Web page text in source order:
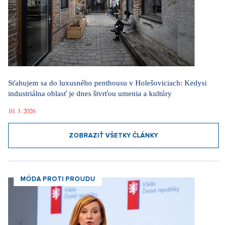
Sťahujem sa do luxusného penthousu v Holešoviciach: Kedysi
industriálna oblasť je dnes štvrťou umenia a kultúry
10. 3. 2026
ZOBRAZIŤ VŠETKY ČLÁNKY
MÓDA PROTI PROUDU